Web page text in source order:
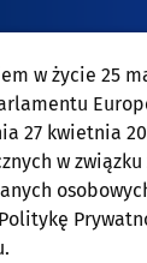
w życie 25
27 kwietnia
w związku